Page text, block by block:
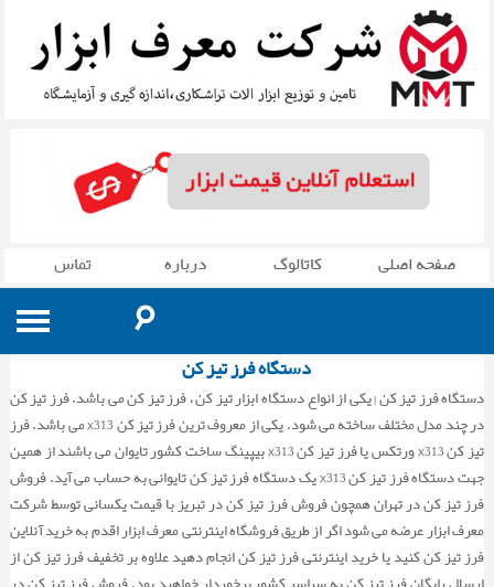
تماس درباره کاتالوگ صفحه اصلی
☌
لوازم اندازه گیری
گیج ها »
دستگاه دو مرغک
پلاگ گیج
رینگ گیج
مماس یاب مکانیکی
سنج Z »
z سنج VERTEX مرکز یاب 3 بعدی »
ماشین آلات صنعتی
دستگاه اره نواری »
اره نواری اتومات
دستگاه پخ زن »
پخ زن لوله دستگاه گیوتین »
ابزار دنده زنی
قلاویز و حدیده »
حدیده دستی
تعمیر رزوه »
ابزار فرزکاری
مگنت و دی مگنت »
ابزار تراشکاری
دستگاه فرز تیز کن
دستگاه فرز تیز کن | یکی از انواع دستگاه ابزار تیز کن ، فرز تیز کن می باشد. فرز تیز کن
در چند مدل مختلف ساخته می شود. یکی از معروف ترین فرز تیز کن X313 می باشد. فرز
تیز کن X313 ورتکس یا فرز تیز کن X313 بیپینگ ساخت کشور تایوان می باشند از همین
جهت دستگاه فرز تیز کن X313 یک دستگاه فرز تیز کن تایوانی به حساب می آید. فروش
فرز تیز کن در تهران همچون فروش فرز تیز کن در تبریز با قیمت یکسانی توسط شرکت
معرف ابزار عرضه می شود اگر از طریق فروشگاه اینترنتی معرف ابزار اقدم به خرید آنلاین
فرز تیز کن کنید یا خرید اینترنتی فرز تیز کن انجام دهید علاوه بر تخفیف فرز تیز کن از